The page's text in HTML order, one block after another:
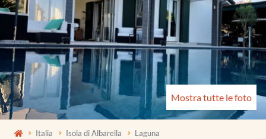
Mostra tutte le foto
Italia Isola di Albarella Laguna